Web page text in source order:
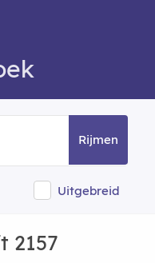
Rijmen
Uitgebreid
2157